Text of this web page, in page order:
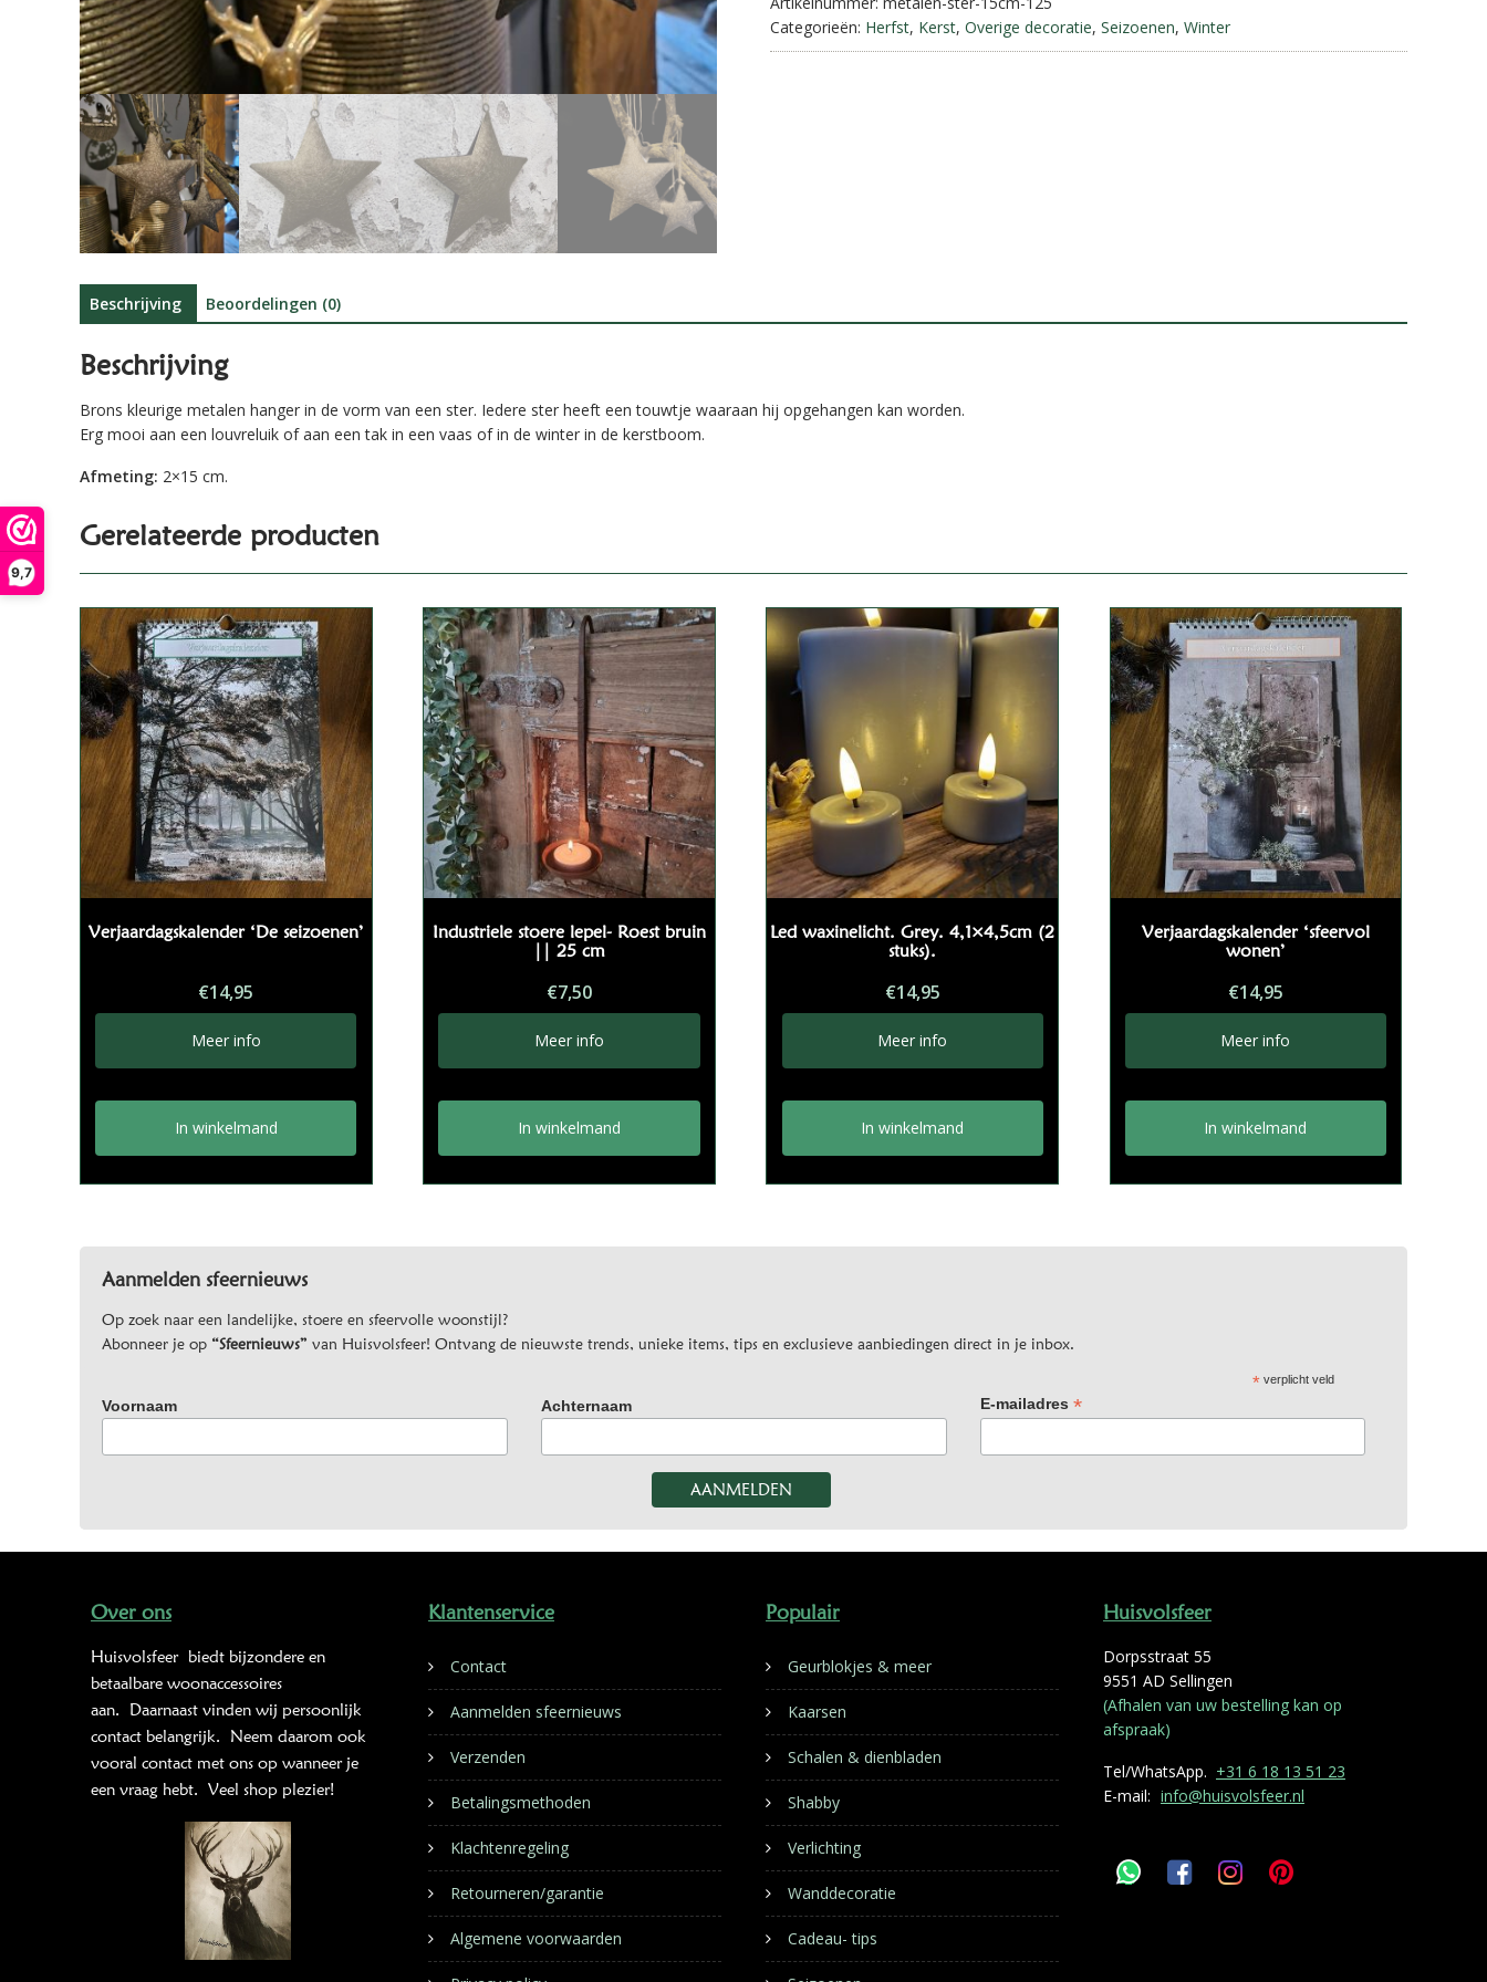
9,7
t
i
Categorieën: Herfst, Kerst, Overige decoratie, Seizoenen, Winter
Beschrijving Beoordelingen (0)
Beschrijving
Brons kleurige metalen hanger in de vorm van een ster. Iedere ster heeft een touwtje waaraan hij opgehangen kan worden.
Erg mooi aan een louvreluik of aan een tak in een vaas of in de winter in de kerstboom.
Afmeting: 2×15 cm.
Gerelateerde producten
Verjaardagskalender ‘De seizoenen’
€14,95
Meer info
In winkelmand
Industriele stoere lepel- Roest bruin
|| 25 cm
€7,50
Meer info
In winkelmand
Led waxinelicht. Grey. 4,1×4,5cm (2
stuks).
€14,95
Meer info
In winkelmand
Verjaardagskalender ‘sfeervol
wonen’
€14,95
Meer info
In winkelmand
Aanmelden sfeernieuws
Op zoek naar een landelijke, stoere en sfeervolle woonstijl?
Abonneer je op “Sfeernieuws” van Huisvolsfeer! Ontvang de nieuwste trends, unieke items, tips en exclusieve aanbiedingen direct in je inbox.
*verplicht veld
Voornaam Achternaam E-mailadres *
Over ons
Huisvolsfeer biedt bijzondere en
betaalbare woonaccessoires
aan. Daarnaast vinden wij persoonlijk
contact belangrijk. Neem daarom ook
vooral contact met ons op wanneer je
een vraag hebt. Veel shop plezier!
Klantenservice
Contact
Aanmelden sfeernieuws
Verzenden
Betalingsmethoden
Klachtenregeling
Retourneren/garantie
Algemene voorwaarden
Populair
Geurblokjes & meer
Kaarsen
Schalen & dienbladen
Shabby
Verlichting
Wanddecoratie
Cadeau- tips
Huisvolsfeer
Dorpsstraat 55
9551 AD Sellingen
(Afhalen van uw bestelling kan op
afspraak)
Tel/WhatsApp. +31 6 18 13 51 23
E-mail: info@huisvolsfeer.nl